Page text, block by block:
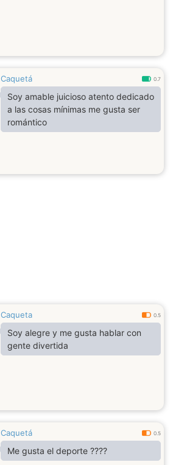
Caquetá 0.7
Soy amable juicioso atento dedicado
a las cosas mínimas me gusta ser
romántico
Caqueta 0.5
Soy alegre y me gusta hablar con
gente divertida
Caquetá 0.5
Me gusta el deporte ????